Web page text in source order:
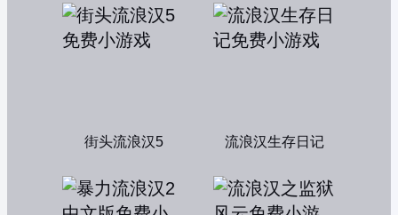
街头流浪汉5 流浪汉生存日记